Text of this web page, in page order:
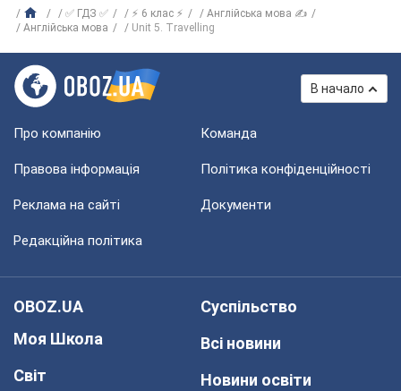
✅ ГДЗ ✅ ⚡ 6 клас ⚡
Англійська мова ✍
Англійська мова
Unit 5. Travelling
В начало
Про компанію Команда
Правова інформація Політика конфіденційності
Реклама на сайті Документи
Редакційна політика
OBOZ.UA
Моя Школа
Світ
Суспільство
Всі новини
Новини освіти